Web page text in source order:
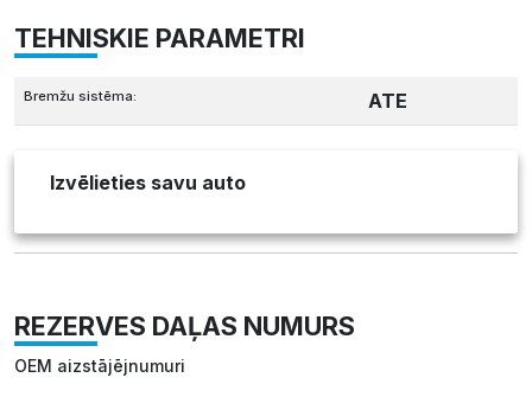
TEHNISKIE PARAMETRI
Bremžu sistēma: ATE
Izvēlieties savu auto
REZERVES DAĻAS NUMURS
OEM aizstājējnumuri